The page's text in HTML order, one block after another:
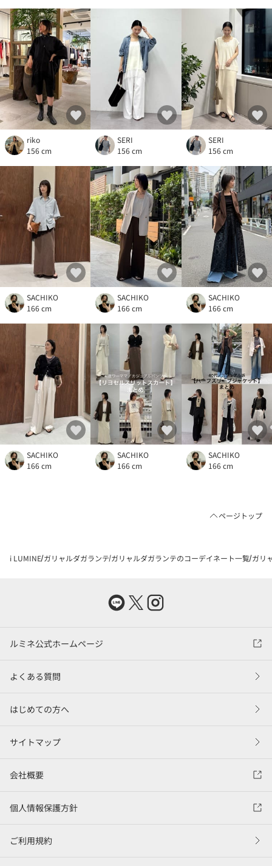
riko
156 cm
SERI
156 cm
SERI
156 cm
SACHIKO
166 cm
SACHIKO
166 cm
SACHIKO
166 cm
SACHIKO
166 cm
SACHIKO
166 cm
SACHIKO
166 cm
ページトップ
i LUMINE ガリャルダガランテ ガリャルダガランテのコーデイネート一覧 ガリ
ルミネ公式ホームページ
よくある質問
はじめての方へ
サイトマップ
会社概要
個人情報保護方針
ご利用規約